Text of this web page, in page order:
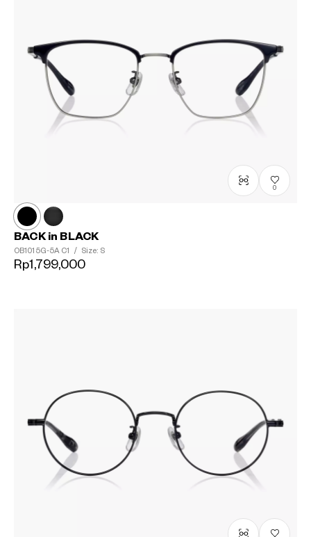
0
BACK in BLACK
OB1015G-5A C1 / Size: S
Rp1,799,000